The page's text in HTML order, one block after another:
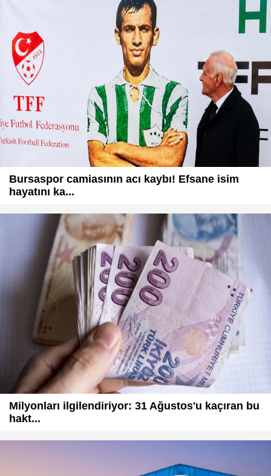
Bursaspor camiasının acı kaybı! Efsane isim
hayatını ka...
Milyonları ilgilendiriyor: 31 Ağustos'u kaçıran bu
hakt...